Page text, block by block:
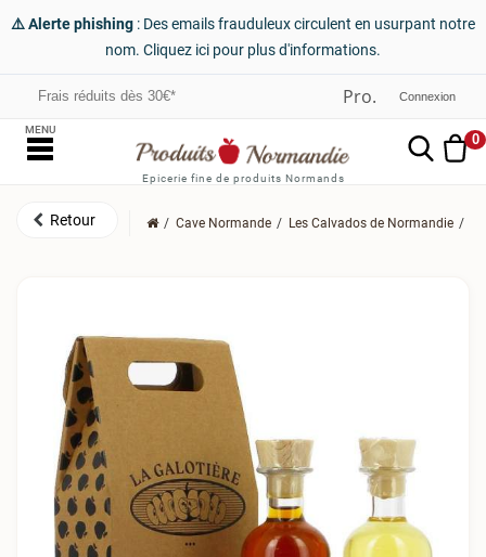
⚠️ Alerte phishing : Des emails frauduleux circulent en usurpant notre
nom. Cliquez ici pour plus d'informations.
Frais réduits dès 30€* Connexion
Epicerie fine de produits Normands
0
MENU
Cave Normande Les Calvados de Normandie